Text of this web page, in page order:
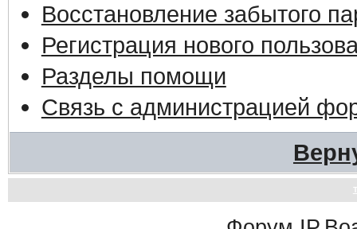
Восстановление забытого
Регистрация нового
Разделы помощи
Связь с администрацией